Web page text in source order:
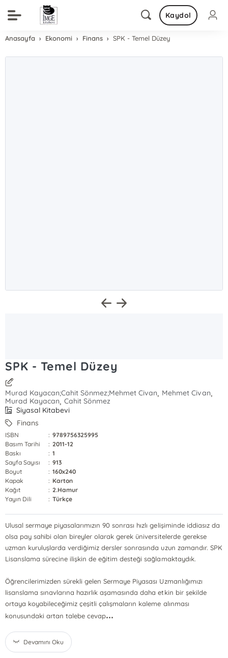
Kaydol
Anasayfa Ekonomi Finans SPK - Temel Düzey
SPK - Temel Düzey
Murad Kayacan;Cahit Sönmez;Mehmet Civan, Mehmet Civan,
Murad Kayacan, Cahit Sönmez
Siyasal Kitabevi
Finans
ISBN : 9789756325995
Basım Tarihi
: 2011-12
Baskı
: 1
Sayfa Sayısı
: 913
Boyut
: 160x240
Kapak
: Karton
Kağıt
: 2.Hamur
Yayın Dili
: Türkçe
Ulusal sermaye piyasalarımızın 90 sonrası hızlı gelişiminde iddiasız da
olsa pay sahibi olan bireyler olarak gerek üniversitelerde gerekse
uzman kuruluşlarda verdiğimiz dersler sonrasında uzun zamandır. SPK
Lisanslama sürecine ilişkin de eğitim desteği sağlamaktaydık.
Öğrencilerimizden sürekli gelen Sermaye Piyasası Uzmanlığımızı
lisanslama sınavlarına hazırlık aşamasında daha etkin bir şekilde
ortaya koyabileceğimiz çeşitli çalışmaların kaleme alınması
konusundaki artan talebe cevap...
Devamını Oku